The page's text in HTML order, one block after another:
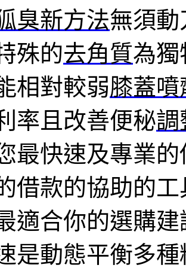
臭新方法無須
殊的去角質為獨
相對較弱膝蓋噴
率且改善便秘調
最快速及專業
借款的協助的工
適合你的選購建
是動態平衡多種